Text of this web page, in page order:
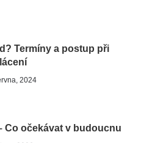
Termíny a postup při
2024
Co očekávat v budoucnu